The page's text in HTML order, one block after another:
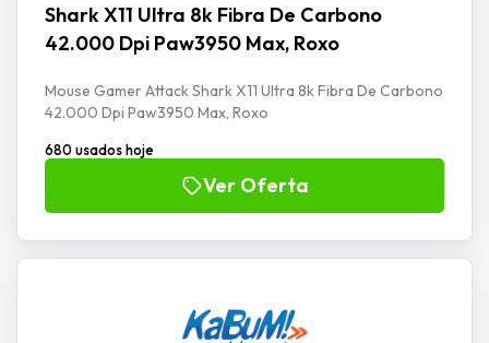
Shark X11 Ultra 8k Fibra De Carbono
42.000 Dpi Paw3950 Max, Roxo
Mouse Gamer Attack Shark X11 Ultra 8k Fibra De Carbono
42.000 Dpi Paw3950 Max, Roxo
680 usados hoje
Ver Oferta